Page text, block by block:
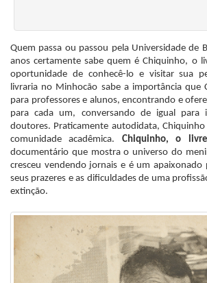
Quem passa ou passou pela Universidade de
anos certamente sabe quem é Chiquinho, o
oportunidade de conhecê-lo e visitar sua
livraria no Minhocão sabe a importância que
para professores e alunos, encontrando e
para cada um, conversando de igual para
doutores. Praticamente autodidata,
comunidade acadêmica. Chiquinho, o
documentário que mostra o universo do
cresceu vendendo jornais e é um apaixonado
seus prazeres e as dificuldades de uma
extinção.